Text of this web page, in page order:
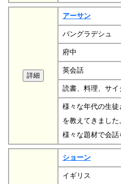
アーサン
バングラデシュ
府中
英会話
読書、料理、サ
様々な年代の生
を教えてきました
様々な題材で会話
ショーン
イギリス